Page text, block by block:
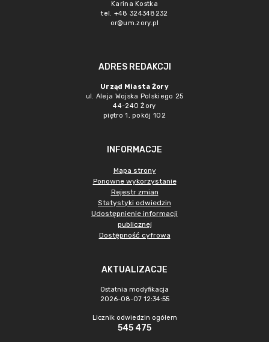
Karina Kostka
tel. +48 324348232
or@um.zory.pl
ADRES REDAKCJI
Urząd Miasta Żory
ul. Aleja Wojska Polskiego 25
44-240 Żory
piętro 1, pokój 102
INFORMACJE
Mapa strony
Ponowne wykorzystanie
Rejestr zmian
Statystyki odwiedzin
Udostępnienie informacji
publicznej
Dostępność cyfrowa
AKTUALIZACJE
Ostatnia modyfikacja
2026-08-07 12:34:55
Licznik odwiedzin ogółem
545 475